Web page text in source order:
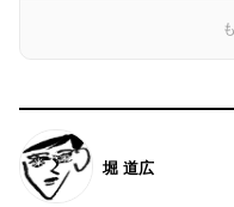
堀 道広